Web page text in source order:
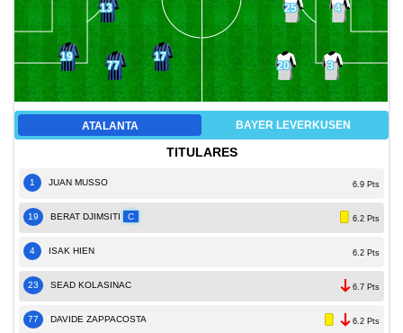
19
13
77
17
4
3
25
20
ATALANTA BAYER LEVERKUSEN
TITULARES
1 JUAN MUSSO 6.9 Pts
19 BERAT DJIMSITI C 6.2 Pts
4 ISAK HIEN 6.2 Pts
23 SEAD KOLASINAC 6.7 Pts
77 DAVIDE ZAPPACOSTA 6.2 Pts